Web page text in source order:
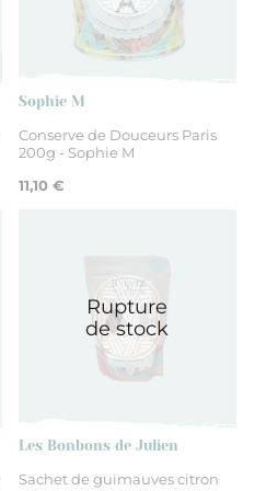
Sophie M
Conserve de Douceurs Paris
200g - Sophie M
11,10 €
Rupture
de stock
Les Bonbons de Julien
Sachet de guimauves citron